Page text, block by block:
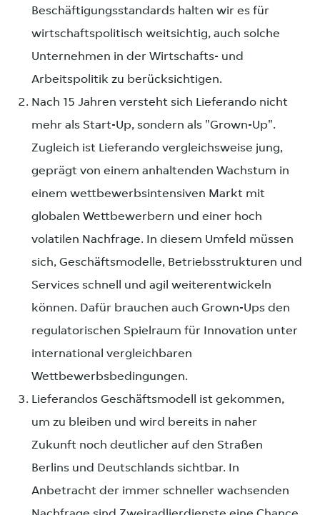
Beschäftigungsstandards halten wir es für
wirtschaftspolitisch weitsichtig, auch solche
Unternehmen in der Wirtschafts- und
Arbeitspolitik zu berücksichtigen.
Nach 15 Jahren versteht sich Lieferando nicht
mehr als Start-Up, sondern als "Grown-Up".
Zugleich ist Lieferando vergleichsweise jung,
geprägt von einem anhaltenden Wachstum in
einem wettbewerbsintensiven Markt mit
globalen Wettbewerbern und einer hoch
volatilen Nachfrage. In diesem Umfeld müssen
sich, Geschäftsmodelle, Betriebsstrukturen und
Services schnell und agil weiterentwickeln
können. Dafür brauchen auch Grown-Ups den
regulatorischen Spielraum für Innovation unter
international vergleichbaren
Wettbewerbsbedingungen.
Lieferandos Geschäftsmodell ist gekommen,
um zu bleiben und wird bereits in naher
Zukunft noch deutlicher auf den Straßen
Berlins und Deutschlands sichtbar. In
Anbetracht der immer schneller wachsenden